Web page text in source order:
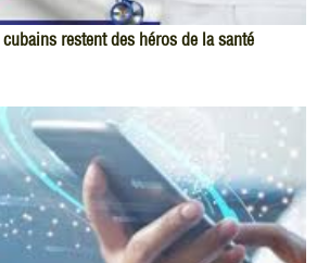
restent des héros de la santé